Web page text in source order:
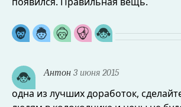
Антон 3 июня 2015
одна из лучших доработок,